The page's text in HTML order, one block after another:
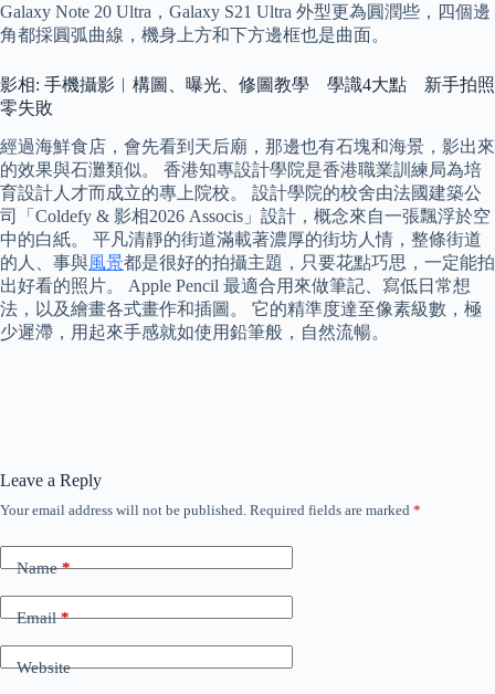
Galaxy Note 20 Ultra，Galaxy S21 Ultra 外型更為圓潤些，四個邊
角都採圓弧曲線，機身上方和下方邊框也是曲面。
影相: 手機攝影︱構圖、曝光、修圖教學 學識4大點 新手拍照
零失敗
經過海鮮食店，會先看到天后廟，那邊也有石塊和海景，影出來
的效果與石灘類似。 香港知專設計學院是香港職業訓練局為培
育設計人才而成立的專上院校。 設計學院的校舍由法國建築公
司「Coldefy & 影相2026 Associs」設計，概念來自一張飄浮於空
中的白紙。 平凡清靜的街道滿載著濃厚的街坊人情，整條街道
的人、事與風景都是很好的拍攝主題，只要花點巧思，一定能拍
出好看的照片。 Apple Pencil 最適合用來做筆記、寫低日常想
法，以及繪畫各式畫作和插圖。 它的精準度達至像素級數，極
少遲滯，用起來手感就如使用鉛筆般，自然流暢。
Leave a Reply
Your email address will not be published. Required fields are marked *
Name*
Email*
Website